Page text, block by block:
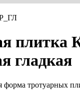
плитка
гладкая
форма тротуарных